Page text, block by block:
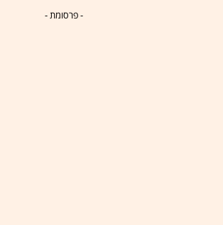
- פרסומת -